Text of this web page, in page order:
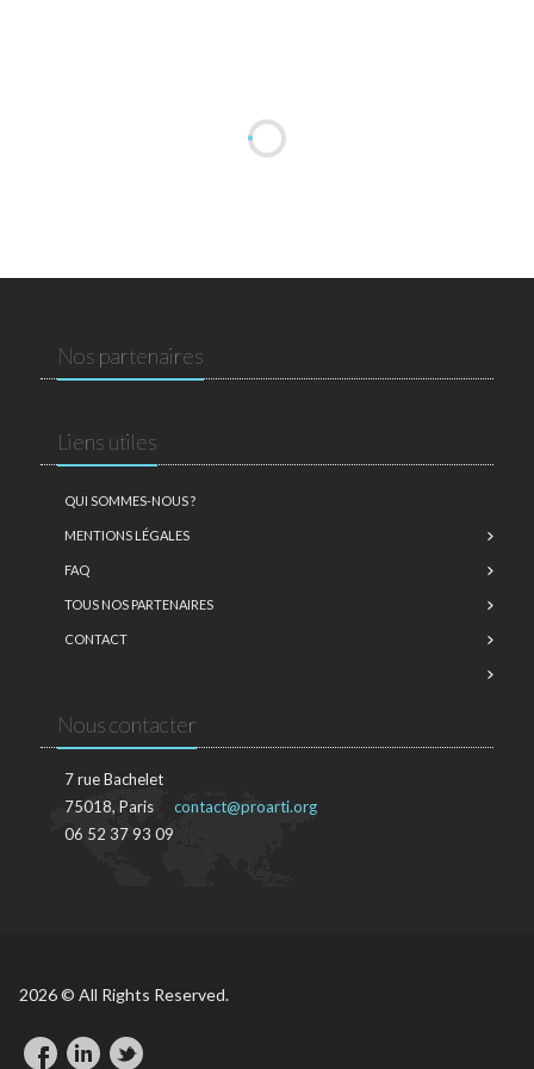
Nos partenaires
Liens utiles
QUI SOMMES-NOUS ?
MENTIONS LÉGALES
FAQ
TOUS NOS PARTENAIRES
CONTACT
Nous contacter
7 rue Bachelet
75018, Paris
06 52 37 93 09
contact@proarti.org
2026 © All Rights Reserved.